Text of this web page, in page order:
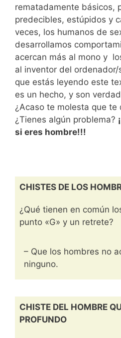
rematadamente básicos,
predecibles, estúpidos y
veces, los humanos de
desarrollamos
acercan más al mono y
al inventor del
que estás leyendo este
es un hecho, y son
¿Acaso te molesta que te
¿Tienes algún problema?
si eres hombre!!!
CHISTES DE LOS
¿Qué tienen en común
punto «G» y un retrete?
– Que los hombres no
ninguno.
CHISTE DEL HOMBRE
PROFUNDO